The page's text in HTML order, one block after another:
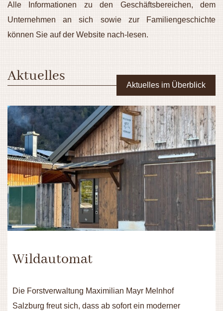
Alle Informationen zu den Geschäftsbereichen, dem
Unternehmen an sich sowie zur Familiengeschichte
können Sie auf der Website nach-lesen.
Aktuelles Aktuelles im Überblick
Wildautomat
Die Forstverwaltung Maximilian Mayr Melnhof
Salzburg freut sich, dass ab sofort ein moderner